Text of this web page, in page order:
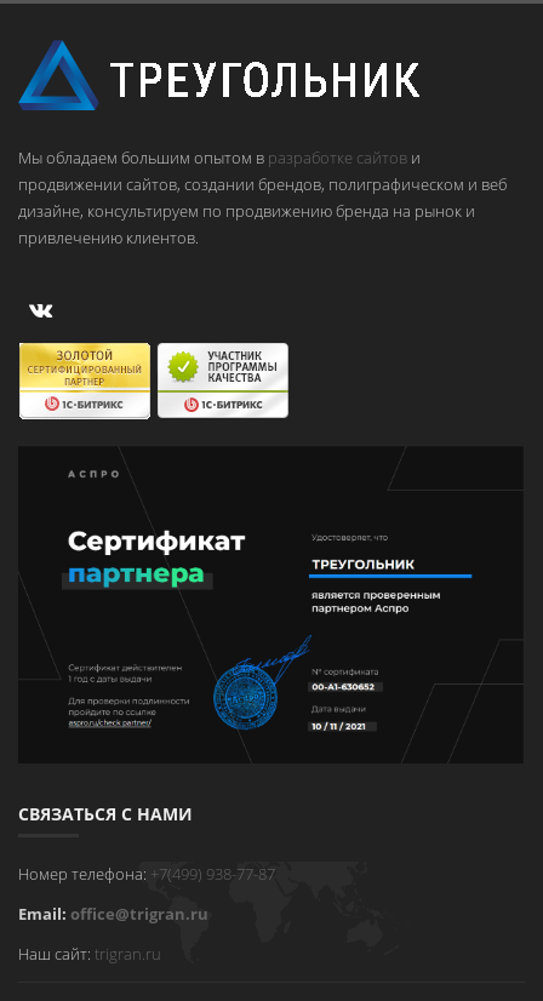
Мы обладаем большим опытом в разработке сайтов и
продвижении сайтов, создании брендов, полиграфическом и веб
дизайне, консультируем по продвижению бренда на рынок и
привлечению клиентов.
СВЯЗАТЬСЯ С НАМИ
Номер телефона: +7(499) 938-77-87
Email: office@trigran.ru
Наш сайт: trigran.ru